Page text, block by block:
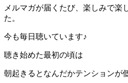
メルマガが届くたび、楽しみで楽
た。
今も毎日聴いています♪
聴き始めた最初の頃は
朝起きるとなんだかテンションが